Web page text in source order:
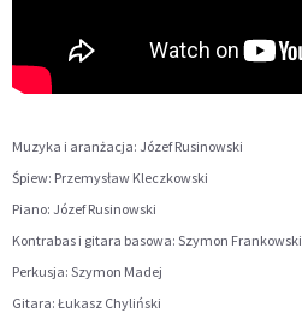
Muzyka i aranżacja: Józef Rusinowski
Śpiew: Przemysław Kleczkowski
Piano: Józef Rusinowski
Kontrabas i gitara basowa: Szymon Frankowski
Perkusja: Szymon Madej
Gitara: Łukasz Chyliński